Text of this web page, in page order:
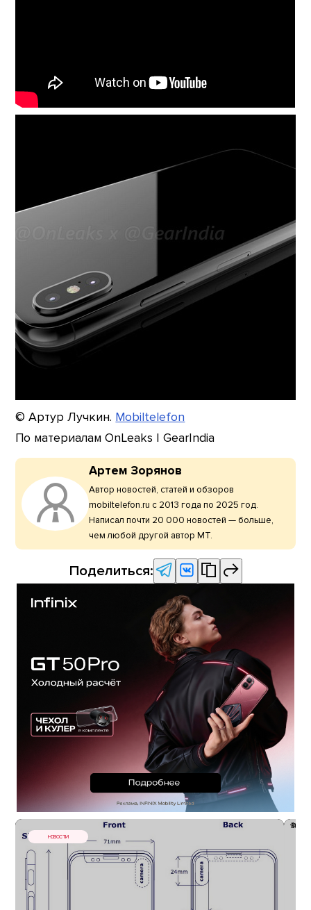
© Артур Лучкин. Mobiltelefon
По материалам OnLeaks | GearIndia
Артем Зорянов
Автор новостей, статей и обзоров
mobiltelefon.ru с 2013 года по 2025 год.
Написал почти 20 000 новостей — больше,
чем любой другой автор МТ.
Поделиться:
НОВОСТИ